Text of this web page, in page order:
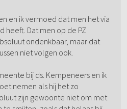
en ik vermoed dat men het via
heeft. Dat men op de PZ
ondenkbaar, maar dat
niet volgen ook.
bij ds. Kempeneers en ik
nemen als hij het zo
zijn gewoonte niet om met